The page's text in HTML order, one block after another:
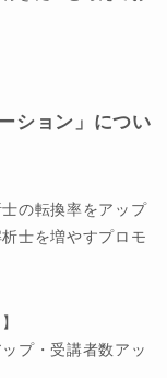
ション」につい
の転換率をアップ
士を増やすプロモ
プ・受講者数アッ